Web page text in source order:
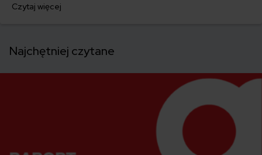
letnia posiadaczka Renault Clio IV z 2018 r. Na polisę samochodową
Czytaj więcej
Najchętniej czytane